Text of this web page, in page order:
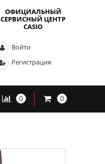
ОФИЦИАЛЬНЫЙ
СЕРВИСНЫЙ ЦЕНТР
CASIO
Войти
Регистрация
0 0